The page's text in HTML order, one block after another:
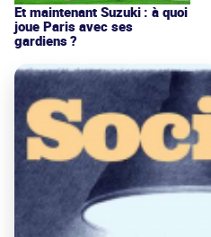
Et maintenant Suzuki : à quoi
joue Paris avec ses
gardiens ?